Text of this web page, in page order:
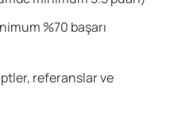
%70 başarı
referanslar ve